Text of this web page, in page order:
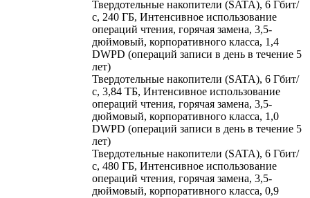
Твердотельные накопители (SATA), 6 Гбит/
с, 240 ГБ, Интенсивное использование
операций чтения, горячая замена, 3,5-
дюймовый, корпоративного класса, 1,4
DWPD (операций записи в день в течение 5
лет)
Твердотельные накопители (SATA), 6 Гбит/
с, 3,84 ТБ, Интенсивное использование
операций чтения, горячая замена, 3,5-
дюймовый, корпоративного класса, 1,0
DWPD (операций записи в день в течение 5
лет)
Твердотельные накопители (SATA), 6 Гбит/
с, 480 ГБ, Интенсивное использование
операций чтения, горячая замена, 3,5-
дюймовый, корпоративного класса, 0,9